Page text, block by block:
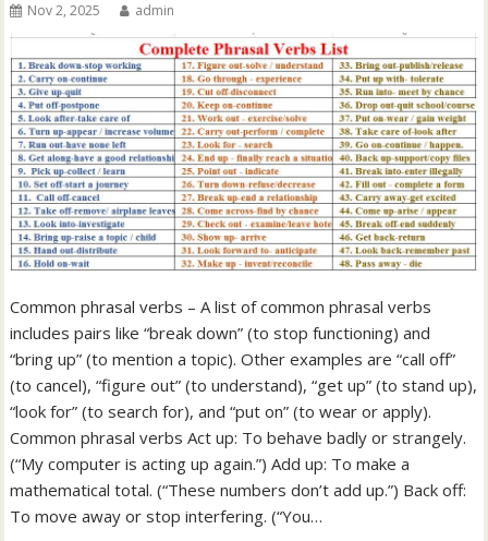
Nov 2, 2025 admin
Common phrasal verbs – A list of common phrasal verbs
includes pairs like “break down” (to stop functioning) and
“bring up” (to mention a topic). Other examples are “call off”
(to cancel), “figure out” (to understand), “get up” (to stand up),
“look for” (to search for), and “put on” (to wear or apply).
Common phrasal verbs Act up: To behave badly or strangely.
(“My computer is acting up again.”) Add up: To make a
mathematical total. (“These numbers don’t add up.”) Back off:
To move away or stop interfering. (“You…